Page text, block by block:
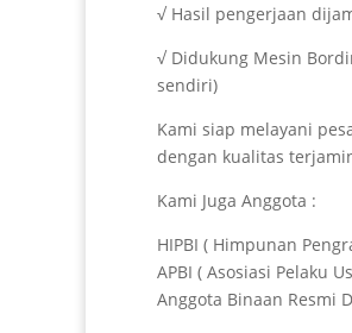
√ Hasil pengerjaan
√ Didukung Mesin
sendiri)
Kami siap melayani
dengan kualitas
Kami Juga Anggota :
HIPBI ( Himpunan
APBI ( Asosiasi Pelaku
Anggota Binaan Resmi